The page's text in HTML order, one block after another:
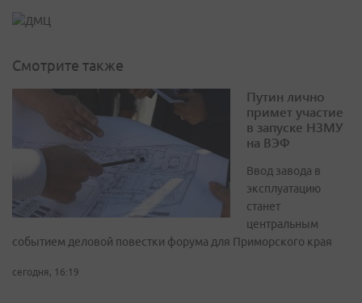
Смотрите также
Путин лично
примет участие
в запуске НЗМУ
на ВЭФ
Ввод завода в
эксплуатацию
станет
центральным
событием деловой повестки форума для Приморского края
сегодня, 16:19